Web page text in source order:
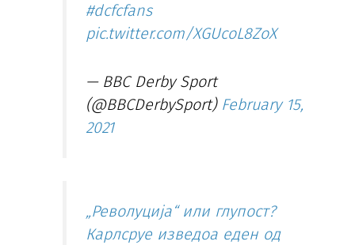
#dcfcfans
pic.twitter.com/XGUcoL8ZoX
— BBC Derby Sport
(@BBCDerbySport) February 15,
2021
„Револуција“ или глупост?
Карлсруе изведоа еден од